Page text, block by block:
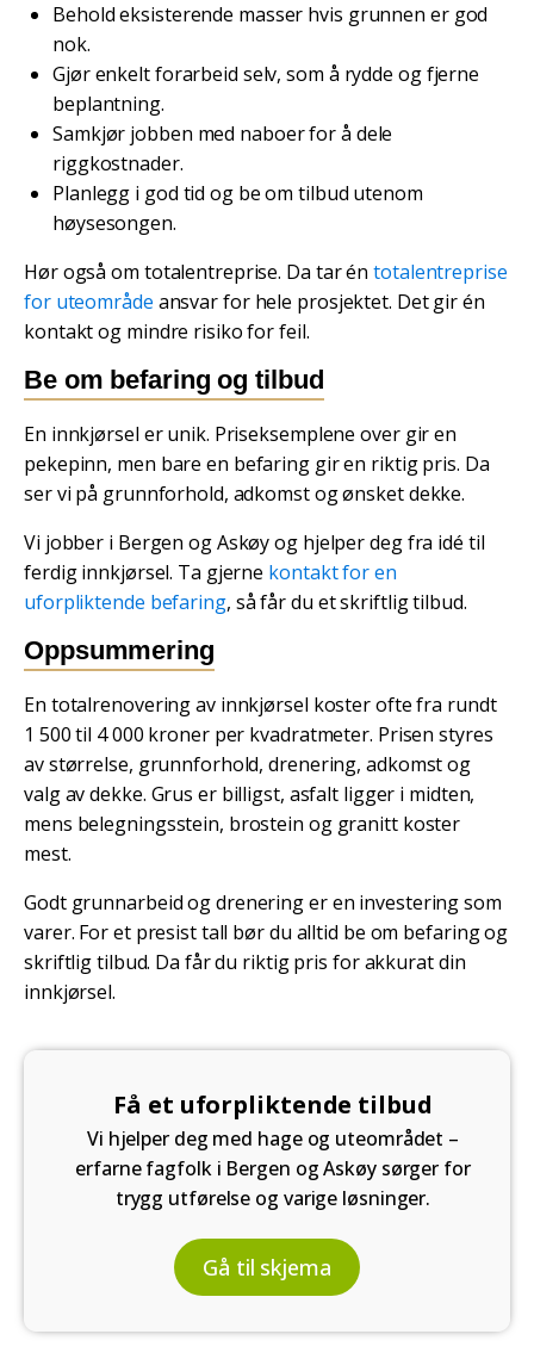
Behold eksisterende masser hvis grunnen er god
nok.
Gjør enkelt forarbeid selv, som å rydde og fjerne
beplantning.
Samkjør jobben med naboer for å dele
riggkostnader.
Planlegg i god tid og be om tilbud utenom
høysesongen.
Hør også om totalentreprise. Da tar éntotalentreprise
for uteområde ansvar for hele prosjektet. Det gir én
kontakt og mindre risiko for feil.
Be om befaring og tilbud
En innkjørsel er unik. Priseksemplene over gir en
pekepinn, men bare en befaring gir en riktig pris. Da
ser vi på grunnforhold, adkomst og ønsket dekke.
Vi jobber i Bergen og Askøy og hjelper deg fra idé til
ferdig innkjørsel. Ta gjerne kontakt for en
uforpliktende befaring, så får du et skriftlig tilbud.
Oppsummering
En totalrenovering av innkjørsel koster ofte fra rundt
1 500 til 4 000 kroner per kvadratmeter. Prisen styres
av størrelse, grunnforhold, drenering, adkomst og
valg av dekke. Grus er billigst, asfalt ligger i midten,
mens belegningsstein, brostein og granitt koster
mest.
Godt grunnarbeid og drenering er en investering som
varer. For et presist tall bør du alltid be om befaring og
skriftlig tilbud. Da får du riktig pris for akkurat din
innkjørsel.
Få et uforpliktende tilbud
Vi hjelper deg med hage og uteområdet –
erfarne fagfolk i Bergen og Askøy sørger for
trygg utførelse og varige løsninger.
Gå til skjema